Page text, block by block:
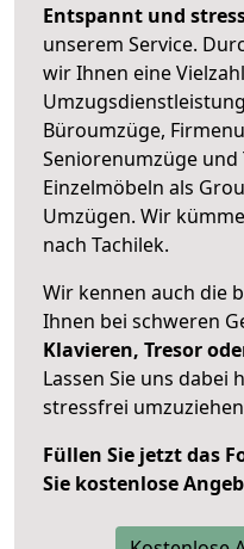
Entspannt und
unserem Service.
wir Ihnen eine
Büroumzüge,
Seniorenumzüge
Einzelmöbeln als
Umzügen. Wir
nach Tachilek.
Wir kennen auch die
Ihnen bei schweren
Klavieren, Tresor
Lassen Sie uns dabei
stressfrei
Füllen Sie jetzt das
Sie kostenlose